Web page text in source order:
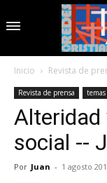
Inicio Revista de
Revista de prensa temas
social --
Por Juan - 1 agosto